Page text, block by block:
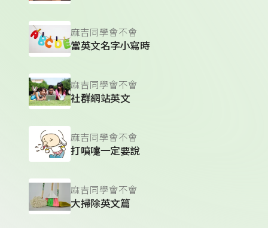
麻吉同學會不會
當英文名字小寫時
麻吉同學會不會
社群網站英文
麻吉同學會不會
打噴嚏一定要說
麻吉同學會不會
大掃除英文篇